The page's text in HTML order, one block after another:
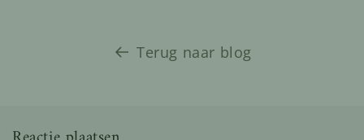
Terug naar blog